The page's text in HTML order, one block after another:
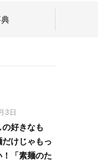
3日
の好きなも
けじゃもっ
「素麺のた